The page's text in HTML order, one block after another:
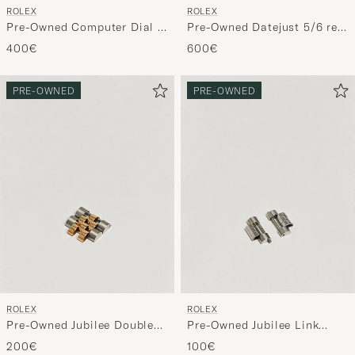
ROLEX
Pre-Owned Computer Dial 5
ref G/S With Hands
400€
ROLEX
Pre-Owned Datejust 5/6 ref
With Hands
600€
PRE-OWNED
ROLEX
Pre-Owned Jubilee Double
G/S 20mm 4/5 ref
200€
PRE-OWNED
ROLEX
Pre-Owned Jubilee Link
20mm 4/5 ref
100€